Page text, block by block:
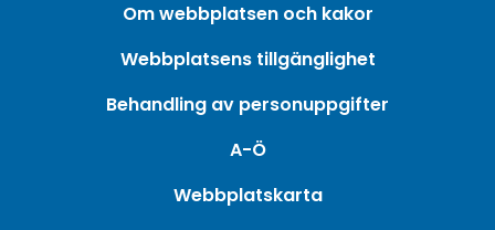
Om webbplatsen och kakor
Webbplatsens tillgänglighet
Behandling av personuppgifter
A-Ö
Webbplatskarta